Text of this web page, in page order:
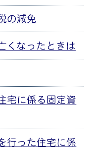
の減免
くなったときは
宅に係る固定資
行った住宅に係